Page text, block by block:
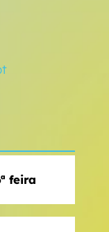
feira